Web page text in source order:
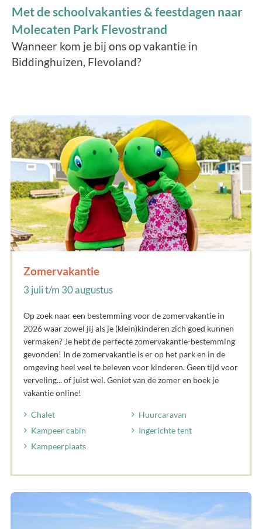
Met de schoolvakanties & feestdagen naar
Molecaten Park Flevostrand
Wanneer kom je bij ons op vakantie in
Biddinghuizen, Flevoland?
Zomervakantie
3 juli t/m 30 augustus
Op zoek naar een bestemming voor de zomervakantie in
2026 waar zowel jij als je (klein)kinderen zich goed kunnen
vermaken? Je hebt de perfecte zomervakantie-bestemming
gevonden! In de zomervakantie is er op het park en in de
omgeving heel veel te beleven voor kinderen. Geen tijd voor
verveling... of juist wel. Geniet van de zomer en boek je
vakantie online!
Chalet
Huurcaravan
Kampeer cabin
Ingerichte tent
Kampeerplaats